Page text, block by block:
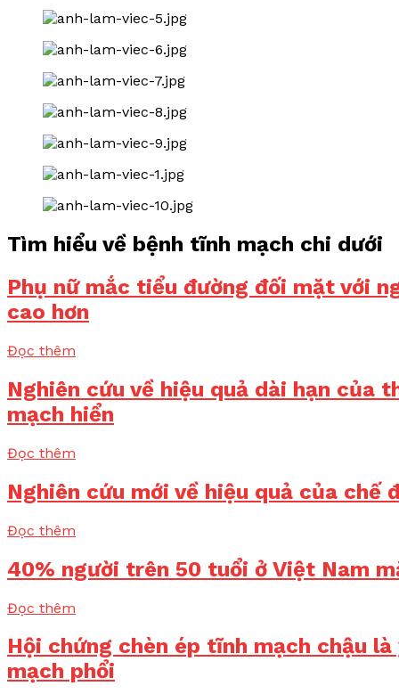
Tìm hiểu về bệnh tĩnh mạch chi dưới
Phụ nữ mắc tiểu đường đối mặt với
cao hơn
Đọc thêm
Nghiên cứu về hiệu quả dài hạn
mạch hiển
Đọc thêm
Nghiên cứu mới về hiệu quả của
Đọc thêm
40% người trên 50 tuổi ở Việt Nam
Đọc thêm
Hội chứng chèn ép tĩnh mạch chậu
mạch phổi